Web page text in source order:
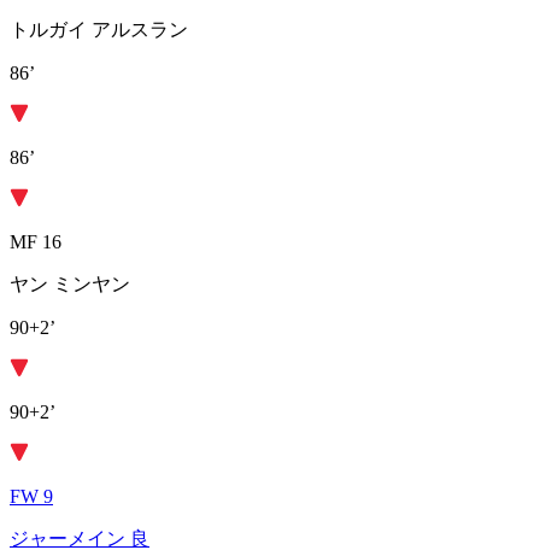
トルガイ アルスラン
86’
86’
MF 16
ヤン ミンヤン
90+2’
90+2’
FW 9
ジャーメイン 良